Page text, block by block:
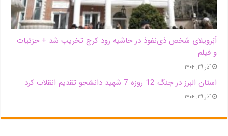
اَبَر‌ویلای شخص ذی‌نفوذ در حاشیه‌ رود کرج تخریب شد + جزئیات
و فیلم
آذر ۲۹, ۱۴۰۴
استان البرز در جنگ 12 روزه 7 شهید دانشجو تقدیم انقلاب کرد
آذر ۲۹, ۱۴۰۴